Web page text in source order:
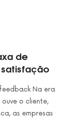
de
Na era
o cliente,
as empresas